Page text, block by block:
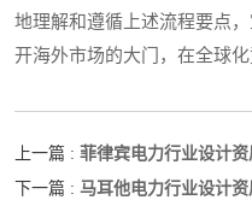
地理解和遵循上述流程要点
开海外市场的大门，在全球化
上一篇 : 菲律宾电力行业设计
下一篇 : 马耳他电力行业设计